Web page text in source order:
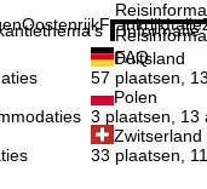
OostenrijkFrankrijkItalië
Duitsland
57 plaatsen,
Polen
3 plaatsen, 13
Zwitserland
33 plaatsen,
Informatie
FAQ